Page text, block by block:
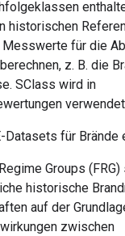
historischen
Messwerte für die
z. B. die
SClass wird in
Datasets für Brände
Groups
historische
auf der
zwischen